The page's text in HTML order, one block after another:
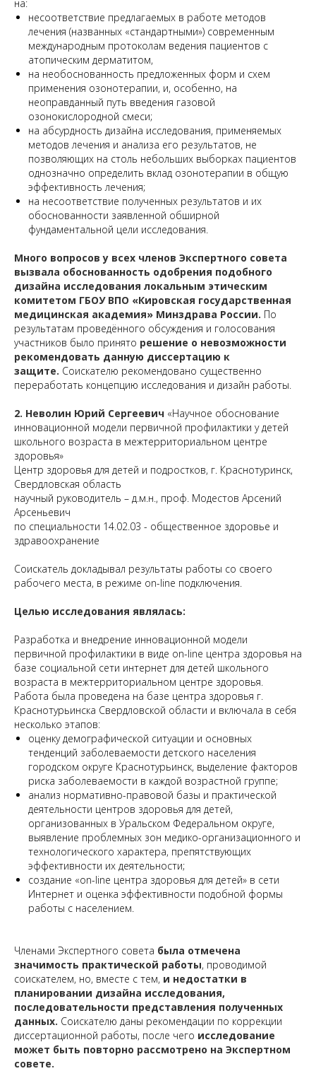
на:
несоответствие предлагаемых в работе методов
лечения (названных «стандартными») современным
международным протоколам ведения пациентов с
атопическим дерматитом,
на необоснованность предложенных форм и схем
применения озонотерапии, и, особенно, на
неоправданный путь введения газовой
озонокислородной смеси;
на абсурдность дизайна исследования, применяемых
методов лечения и анализа его результатов, не
позволяющих на столь небольших выборках пациентов
однозначно определить вклад озонотерапии в общую
эффективность лечения;
на несоответствие полученных результатов и их
обоснованности заявленной обширной
фундаментальной цели исследования.
Много вопросов у всех членов Экспертного совета
вызвала обоснованность одобрения подобного
дизайна исследования локальным этическим
комитетом ГБОУ ВПО «Кировская государственная
медицинская академия» Минздрава России. По
результатам проведённого обсуждения и голосования
участников было принято решение о невозможности
рекомендовать данную диссертацию к
защите. Соискателю рекомендовано существенно
переработать концепцию исследования и дизайн работы.
2. Неволин Юрий Сергеевич «Научное обоснование
инновационной модели первичной профилактики у детей
школьного возраста в межтерриториальном центре
здоровья»
Центр здоровья для детей и подростков, г. Краснотуринск,
Свердловская область
научный руководитель – д.м.н., проф. Модестов Арсений
Арсеньевич
по специальности 14.02.03 - общественное здоровье и
здравоохранение
Соискатель докладывал результаты работы со своего
рабочего места, в режиме on-line подключения.
Целью исследования являлась:
Разработка и внедрение инновационной модели
первичной профилактики в виде on-line центра здоровья на
базе социальной сети интернет для детей школьного
возраста в межтерриториальном центре здоровья.
Работа была проведена на базе центра здоровья г.
Краснотурьинска Свердловской области и включала в себя
несколько этапов:
оценку демографической ситуации и основных
тенденций заболеваемости детского населения
городском округе Краснотурьинск, выделение факторов
риска заболеваемости в каждой возрастной группе;
анализ нормативно-правовой базы и практической
деятельности центров здоровья для детей,
организованных в Уральском Федеральном округе,
выявление проблемных зон медико-организационного и
технологического характера, препятствующих
эффективности их деятельности;
создание «on-line центра здоровья для детей» в сети
Интернет и оценка эффективности подобной формы
работы с населением.
Членами Экспертного совета была отмечена
значимость практической работы, проводимой
соискателем, но, вместе с тем, и недостатки в
планировании дизайна исследования,
последовательности представления полученных
данных. Соискателю даны рекомендации по коррекции
диссертационной работы, после чего исследование
может быть повторно рассмотрено на Экспертном
совете.